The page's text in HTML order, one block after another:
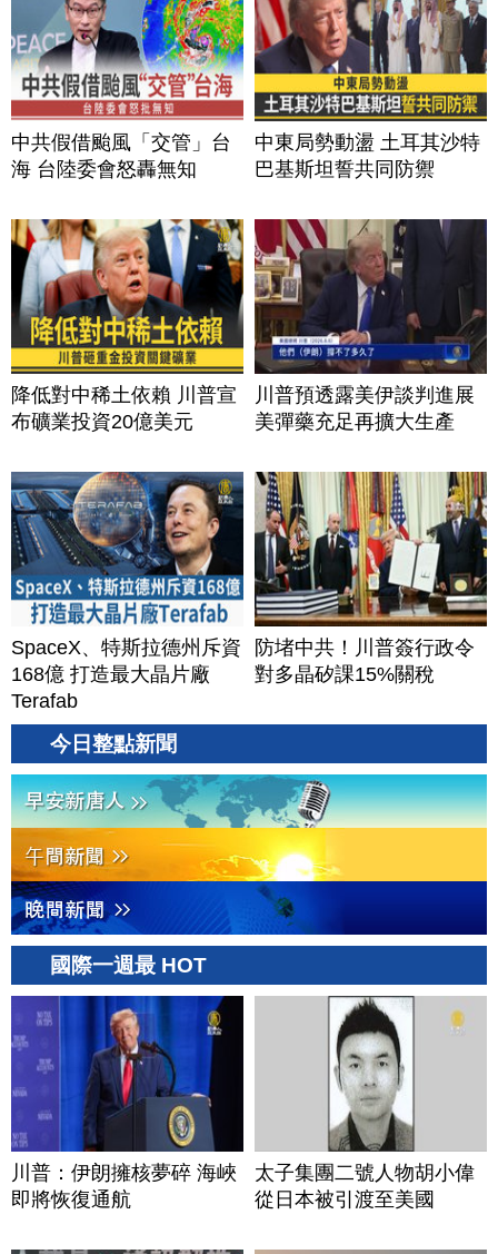
中共假借颱風「交管」台
海 台陸委會怒轟無知
中東局勢動盪 土耳其沙特
巴基斯坦誓共同防禦
降低對中稀土依賴 川普宣
布礦業投資20億美元
川普預透露美伊談判進展
美彈藥充足再擴大生產
SpaceX、特斯拉德州斥資
168億 打造最大晶片廠
Terafab
防堵中共！川普簽行政令
對多晶矽課15%關稅
今日整點新聞
國際一週最 HOT
川普：伊朗擁核夢碎 海峽
即將恢復通航
太子集團二號人物胡小偉
從日本被引渡至美國